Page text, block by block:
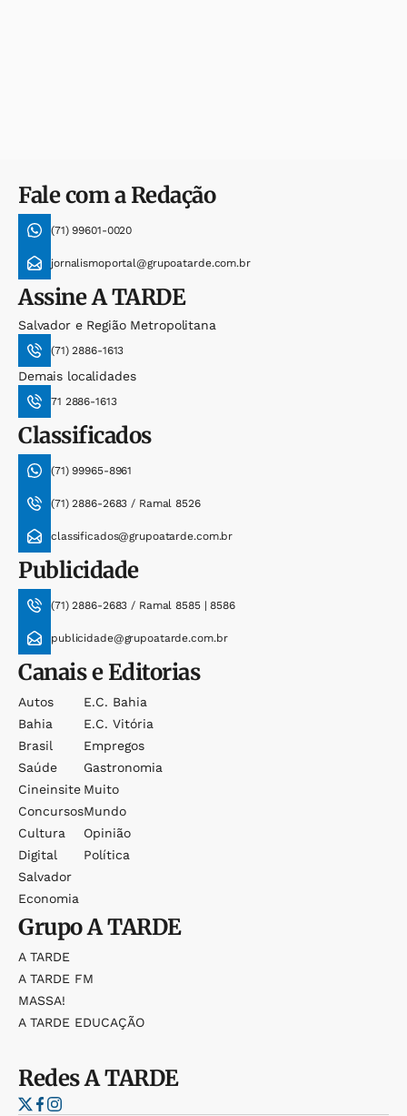
Fale com a Redação
(71) 99601-0020
jornalismoportal@grupoatarde.com.br
AssineA TARDE
Salvador e Região Metropolitana
(71) 2886-1613
Demais localidades
71 2886-1613
Classificados
(71) 99965-8961
(71) 2886-2683 / Ramal 8526
classificados@grupoatarde.com.br
Publicidade
(71) 2886-2683 / Ramal 8585 | 8586
publicidade@grupoatarde.com.br
Canais e Editorias
Autos
Bahia
Brasil
Saúde
Cineinsite
Concursos
Cultura
Digital
Salvador
Economia
E.c. Bahia
E.c. Vitória
Empregos
Gastronomia
Muito
Mundo
Opinião
Política
GrupoA TARDE
A TARDE
A TARDE FM
MASSA!
A TARDE EDUCAÇÃO
RedesA TARDE